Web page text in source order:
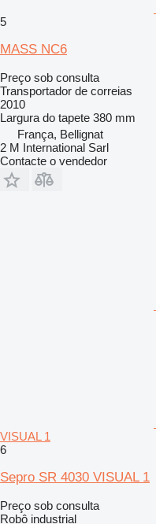
5
MASS NC6
Preço sob consulta
Transportador de correias
2010
Largura do tapete 380 mm
França, Bellignat
2 M International Sarl
Contacte o vendedor
VISUAL 1
6
Sepro SR 4030 VISUAL 1
Preço sob consulta
Robô industrial